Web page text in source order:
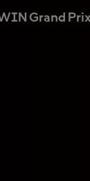
Grand Prix